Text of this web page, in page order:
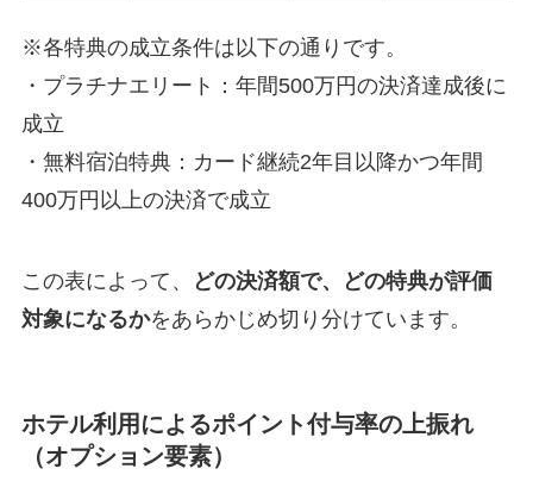
※各特典の成立条件は以下の通りです。
・プラチナエリート：年間500万円の決済達成後に
成立
・無料宿泊特典：カード継続2年目以降かつ年間
400万円以上の決済で成立
この表によって、
どの決済額で、どの特典が評価
対象になるかをあらかじめ切り分けています。
ホテル利用によるポイント付与率の上振れ
（オプション要素）